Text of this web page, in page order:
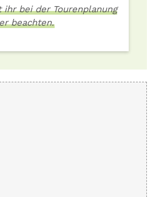
bei der Tourenplanung
beachten.